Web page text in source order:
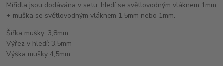
Mířidla jsou dodávána v setu: hledí se světlovodným vláknem 1mm
+ muška se světlovodným vláknem 1,5mm nebo 1mm.
Šířka mušky: 3,8mm
Výřez v hledí: 3,5mm
Výška mušky 4,5mm